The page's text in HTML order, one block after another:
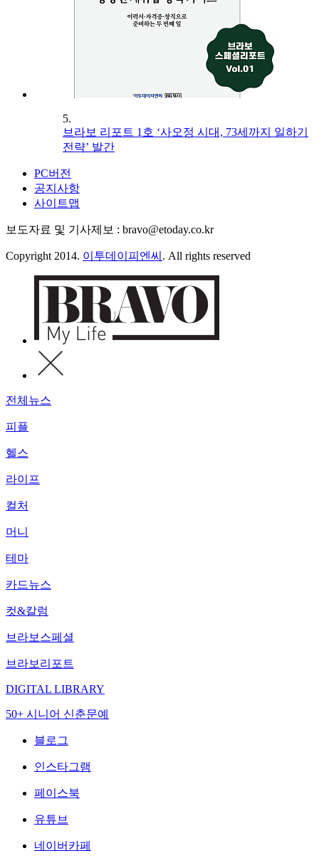
5.
브라보 리포트 1호 ‘사오정 시대, 73세까지 일하기
전략’ 발간
PC버전
공지사항
사이트맵
보도자료 및 기사제보 : bravo@etoday.co.kr
Copyright 2014. 이투데이피엔씨 . All rights reserved
전체뉴스
피플
헬스
라이프
컬처
머니
테마
카드뉴스
컷&칼럼
브라보스페셜
브라보리포트
DIGITAL LIBRARY
50+ 시니어 신춘문예
블로그
인스타그램
페이스북
유튜브
네이버카페